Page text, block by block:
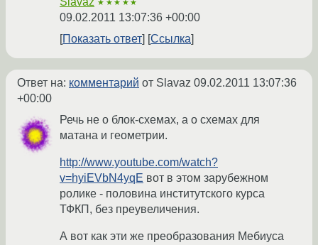
★★★★★
09.02.2011 13:07:36 +00:00
Показать ответ
Ссылка
Ответ на: комментарий от Slavaz 09.02.2011 13:07:36
+00:00
Речь не о блок-схемах, а о схемах для
матана и геометрии.
http://www.youtube.com/watch?
v=hyiEVbN4yqE вот в этом зарубежном
ролике - половина институтского курса
ТФКП, без преувеличения.
А вот как эти же преобразования Мебиуса